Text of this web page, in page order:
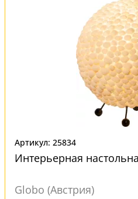
Артикул: 25834
Интерьерная
Globo (Австрия)